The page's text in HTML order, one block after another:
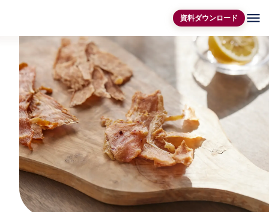
資料ダウンロード menu